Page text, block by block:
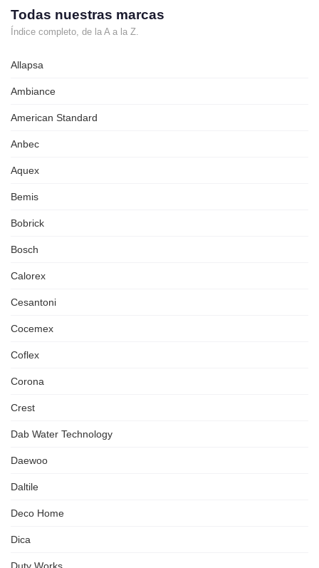
Todas nuestras marcas
Índice completo, de la A a la Z.
Allapsa
Ambiance
American Standard
Anbec
Aquex
Bemis
Bobrick
Bosch
Calorex
Cesantoni
Cocemex
Coflex
Corona
Crest
Dab Water Technology
Daewoo
Daltile
Deco Home
Dica